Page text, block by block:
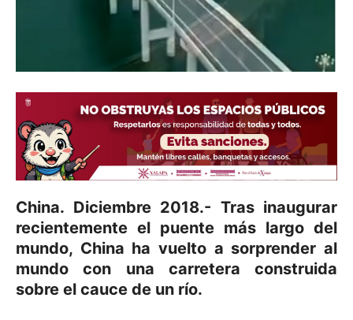
China. Diciembre 2018.- Tras inaugurar
recientemente el puente más largo del
mundo, China ha vuelto a sorprender al
mundo con una carretera construida
sobre el cauce de un río.